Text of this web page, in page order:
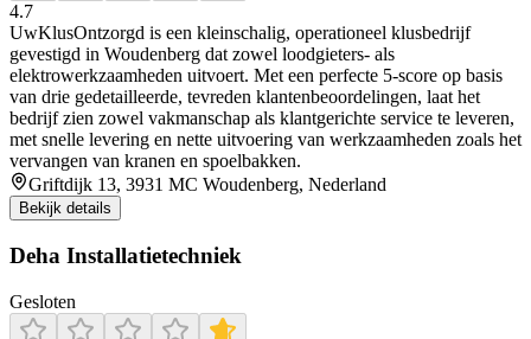
4.7
UwKlusOntzorgd is een kleinschalig, operationeel klusbedrijf
gevestigd in Woudenberg dat zowel loodgieters- als
elektrowerkzaamheden uitvoert. Met een perfecte 5‑score op basis
van drie gedetailleerde, tevreden klantenbeoordelingen, laat het
bedrijf zien zowel vakmanschap als klantgerichte service te leveren,
met snelle levering en nette uitvoering van werkzaamheden zoals het
vervangen van kranen en spoelbakken.
Griftdijk 13, 3931 MC Woudenberg, Nederland
Bekijk details
Deha Installatietechniek
Gesloten